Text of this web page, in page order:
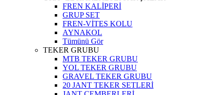
FREN KALİPERİ
GRUP SET
FREN-VİTES KOLU
AYNAKOL
Tümünü Gör
TEKER GRUBU
MTB TEKER GRUBU
YOL TEKER GRUBU
GRAVEL TEKER GRUBU
20 JANT TEKER SETLERİ